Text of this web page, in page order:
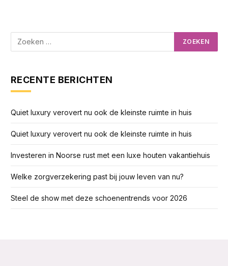
RECENTE BERICHTEN
Quiet luxury verovert nu ook de kleinste ruimte in huis
Quiet luxury verovert nu ook de kleinste ruimte in huis
Investeren in Noorse rust met een luxe houten vakantiehuis
Welke zorgverzekering past bij jouw leven van nu?
Steel de show met deze schoenentrends voor 2026